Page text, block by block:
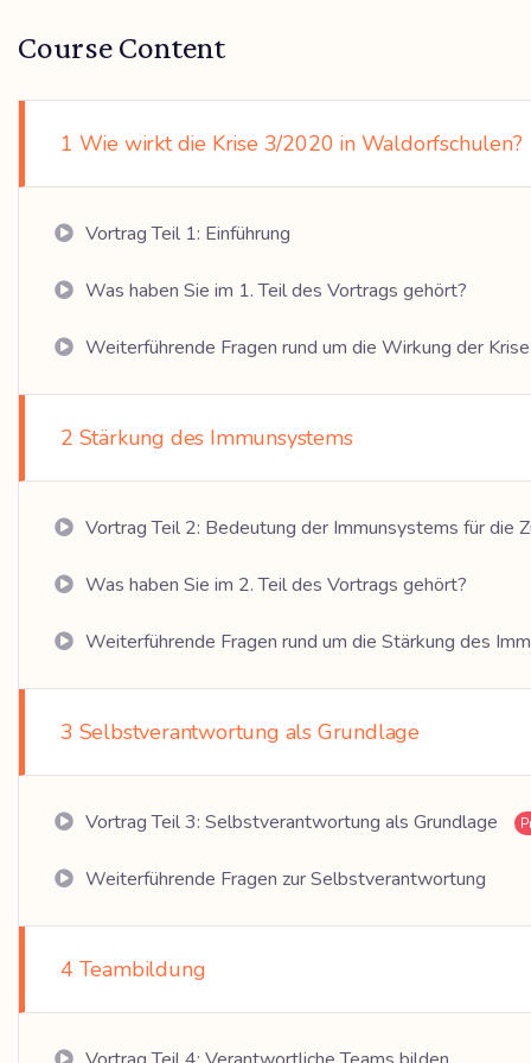
Course Content
1 Wie wirkt die Krise 3/2020 in Waldorfschulen?
Vortrag Teil 1: Einführung
Was haben Sie im 1. Teil des Vortrags gehört?
Weiterführende Fragen rund um die Wirkung der Krise
2 Stärkung des Immunsystems
Vortrag Teil 2: Bedeutung der Immunsystems für die
Was haben Sie im 2. Teil des Vortrags gehört?
Weiterführende Fragen rund um die Stärkung des
3 Selbstverantwortung als Grundlage
Vortrag Teil 3: Selbstverantwortung als Grundlage
Weiterführende Fragen zur Selbstverantwortung
4 Teambildung